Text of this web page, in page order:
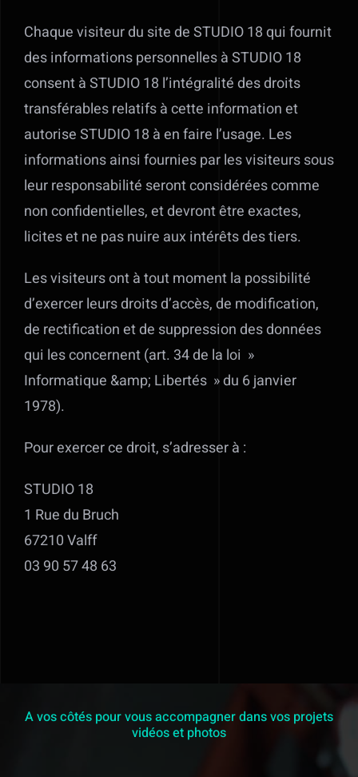
Chaque visiteur du site de STUDIO 18 qui fournit
des informations personnelles à STUDIO 18
consent à STUDIO 18 l’intégralité des droits
transférables relatifs à cette information et
autorise STUDIO 18 à en faire l’usage. Les
informations ainsi fournies par les visiteurs sous
leur responsabilité seront considérées comme
non confidentielles, et devront être exactes,
licites et ne pas nuire aux intérêts des tiers.
Les visiteurs ont à tout moment la possibilité
d’exercer leurs droits d’accès, de modification,
de rectification et de suppression des données
qui les concernent (art. 34 de la loi »
Informatique &amp; Libertés » du 6 janvier
1978).
Pour exercer ce droit, s’adresser à :
STUDIO 18
1 Rue du Bruch
67210 Valff
03 90 57 48 63
A vos côtés pour vous accompagner dans vos projets
vidéos et photos